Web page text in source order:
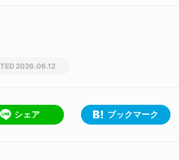
2026.06.12
シェア ブックマーク